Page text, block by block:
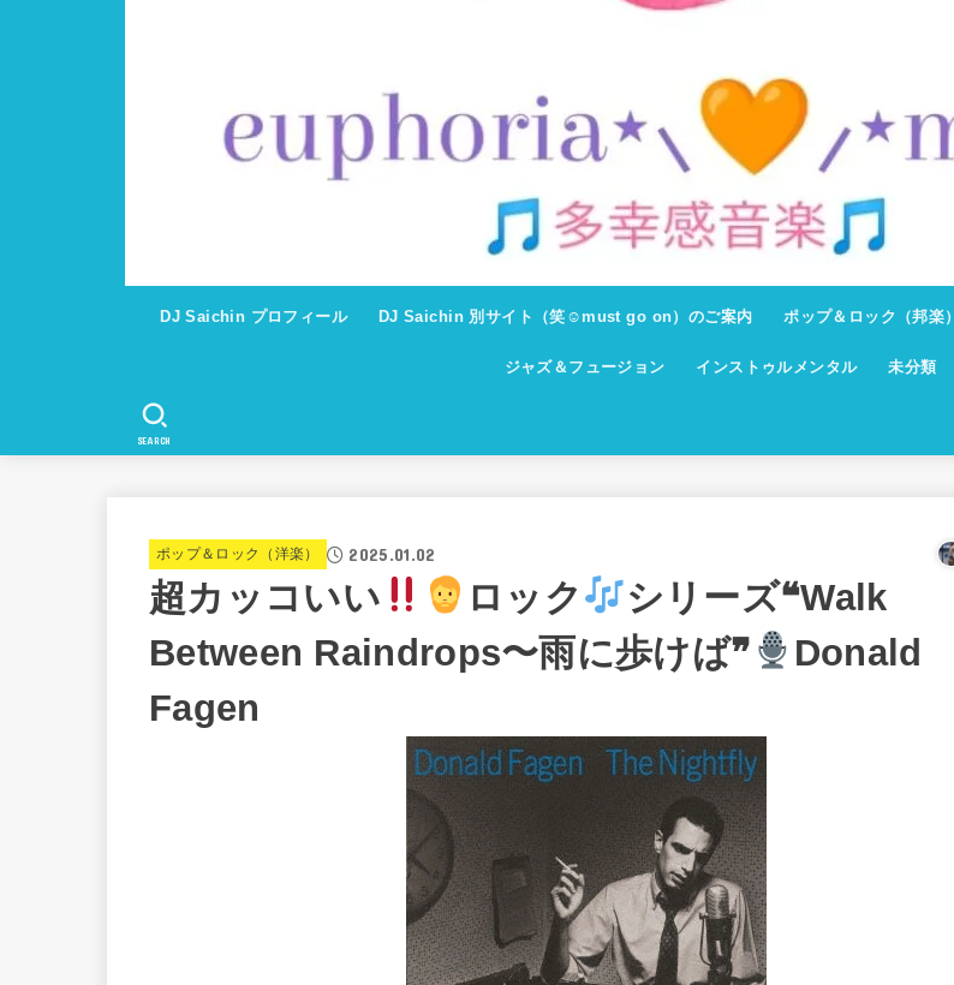
DJ Saichin プロフィール DJ Saichin 別サイト（笑☺must go on）のご案内 ポップ＆ロック（邦楽）
ジャズ＆フュージョン インストゥルメンタル 未分類
SEARCH
ポップ＆ロック（洋楽） 2025.01.02
超カッコいい ロック
シリーズ❝Walk
Between Raindrops〜雨に歩けば❞
Donald
Fagen